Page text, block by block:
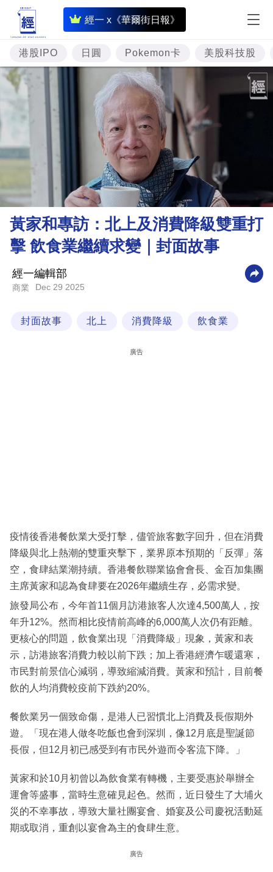
經一 x《華爾街日報》
即
時
財
經
市
理
財
商
科
區
港股IPO 日圓 Pokemon卡 美股科技股
黃家和專訪：北上及消費降級雙重打
擊 飲食業繼續求變｜封面故事
經一編輯部
商業 Dec 29 2025
封面故事 北上 消費降級 飲食業
廣告
疫情後香港餐飲業大受打擊，儘管旅客數字回升，但在消費
降級與北上熱潮的雙重夾擊下，業界原本預期的「反彈」落
空，食肆結業潮持續。香港餐飲聯業協會會長、金百加集團
主席黃家和認為食肆要在2026年繼續生存，必需求變。
旅發局公布，今年首11個月訪港旅客人次達4,500萬人，按
年升12%。然而相比疫情前高峰的6,000萬人次仍有距離。
更核心的問題，飲食業出現「消費降級」現象，黃家和表
示，訪港旅客消費力較以前下跌；加上香港經濟乍暖還寒，
市民對前景信心減弱，導致縮減消費。黃家和預計，目前餐
飲的人均消費較疫前下跌約20%。
餐飲業另一個致命傷，是港人已習慣北上消費及長假期外
遊。「現在港人做冬吃飯也會到深圳，像12月底是聖誕節
長假，但12月初已感受到有市民外遊而令客流下降。」
黃家和於10月初曾以為飲食業有轉機，主要受惠於舉辦全
運會等盛事，當時生意確見起色。然而，近日發生了大埔火
災的不幸事故，導致大量社團宴會、婚宴及公司慶祝活動延
期或取消，重創以宴會為主的食肆生意。
廣告